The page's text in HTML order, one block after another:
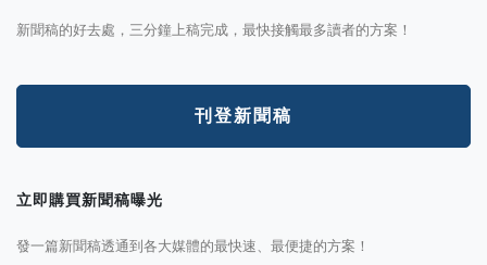
新聞稿的好去處，三分鐘上稿完成，最快接觸最多讀者的方案！
刊登新聞稿
立即購買新聞稿曝光
發一篇新聞稿透通到各大媒體的最快速、最便捷的方案！